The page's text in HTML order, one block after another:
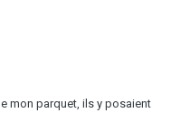
mon parquet, ils y posaient